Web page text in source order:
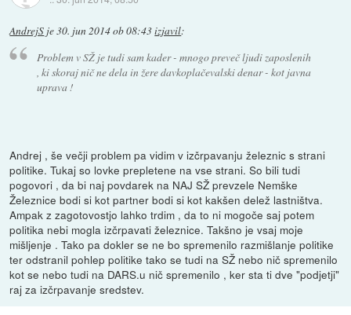
AndrejS je30. jun 2014 ob 08:43izjavil:
Problem v SŽ je tudi sam kader - mnogo preveč ljudi zaposlenih
, ki skoraj nič ne dela in žere davkoplačevalski denar - kot javna
uprava !
Andrej , še večji problem pa vidim v izčrpavanju železnic s strani
politike. Tukaj so lovke prepletene na vse strani. So bili tudi
pogovori , da bi naj povdarek na NAJ SŽ prevzele Nemške
Železnice bodi si kot partner bodi si kot kakšen delež lastništva.
Ampak z zagotovostjo lahko trdim , da to ni mogoče saj potem
politika nebi mogla izčrpavati železnice. Takšno je vsaj moje
mišljenje . Tako pa dokler se ne bo spremenilo razmišlanje politike
ter odstranil pohlep politike tako se tudi na SŽ nebo nič spremenilo
kot se nebo tudi na DARS.u nič spremenilo , ker sta ti dve "podjetji"
raj za izčrpavanje sredstev.